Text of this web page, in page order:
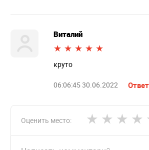
Виталий
круто
06:06:45 30.06.2022
Оценить место: